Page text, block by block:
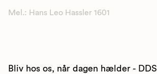
Mel.: Hans Leo Hassler 1601
Bliv hos os, når dagen hælder - DDS